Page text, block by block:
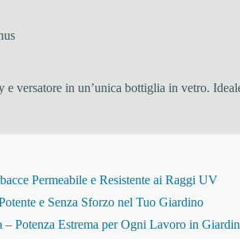
versatore in un’unica bottiglia in vetro.
Permeabile e Resistente ai Raggi UV
e Senza Sforzo nel Tuo Giardino
Potenza Estrema per Ogni Lavoro in